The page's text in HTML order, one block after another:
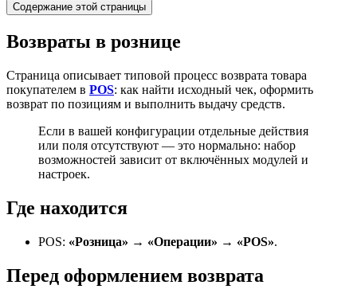
Содержание этой страницы
Возвраты в рознице
Страница описывает типовой процесс возврата товара
покупателем в POS: как найти исходный чек, оформить
возврат по позициям и выполнить выдачу средств.
Если в вашей конфигурации отдельные действия
или поля отсутствуют — это нормально: набор
возможностей зависит от включённых модулей и
настроек.
Где находится
POS: «Розница» → «Операции» → «POS».
Перед оформлением возврата